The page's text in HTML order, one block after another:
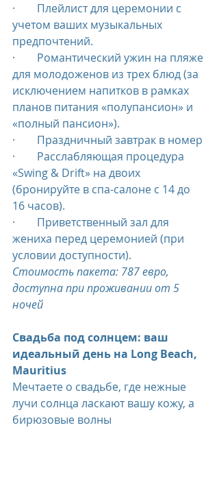
·        Плейлист для церемонии с
учетом ваших музыкальных
предпочтений.
·        Романтический ужин на пляже
для молодоженов из трех блюд (за
исключением напитков в рамках
планов питания «полупансион» и
«полный пансион»).
·        Праздничный завтрак в номер
·        Расслабляющая процедура
«Swing & Drift» на двоих
(бронируйте в спа-салоне с 14 до
16 часов).
·        Приветственный зал для
жениха перед церемонией (при
условии доступности).
Стоимость пакета: 787 евро,
доступна при проживании от 5
ночей
Свадьба под солнцем: ваш
идеальный день на Long Beach,
Mauritius
Мечтаете о свадьбе, где нежные
лучи солнца ласкают вашу кожу, а
бирюзовые волны